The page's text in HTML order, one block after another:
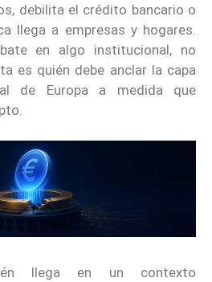
debilita el crédito bancario o
llega a empresas y hogares.
en algo institucional, no
es quién debe anclar la capa
de Europa a medida que
llega en un contexto